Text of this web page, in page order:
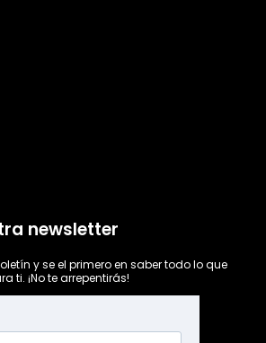
newsletter
y se el primero en saber todo lo que
ti. ¡No te arrepentirás!